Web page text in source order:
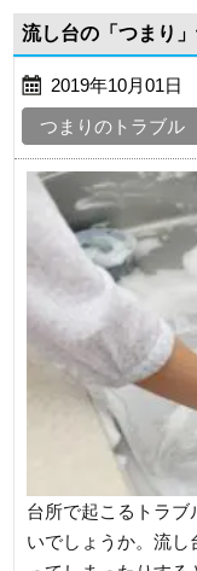
流し台の「つまり
2019年10月01日
つまりのトラブル
台所で起こるトラ
いでしょうか。流し